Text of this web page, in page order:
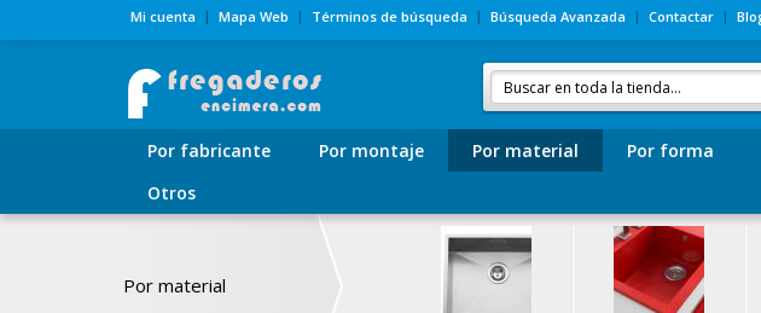
Mi cuenta Mapa Web Términos de búsqueda Búsqueda Avanzada Contactar
Por fabricante Por montaje Por material Por forma
Otros
Por material